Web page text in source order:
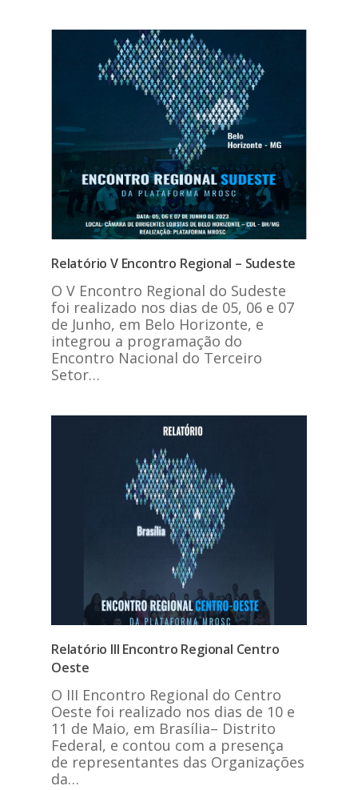
Relatório V Encontro Regional – Sudeste
O V Encontro Regional do Sudeste
foi realizado nos dias de 05, 06 e 07
de Junho, em Belo Horizonte, e
integrou a programação do
Encontro Nacional do Terceiro
Setor…
Relatório III Encontro Regional Centro
Oeste
O III Encontro Regional do Centro
Oeste foi realizado nos dias de 10 e
11 de Maio, em Brasília– Distrito
Federal, e contou com a presença
de representantes das Organizações
da…